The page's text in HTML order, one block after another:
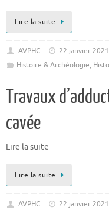
Lire la suite
AVPHC
22 janvier 2021
Histoire & Archéologie,
Travaux
cavée
Lire la suite
Lire la suite
AVPHC 22 janvier 2021